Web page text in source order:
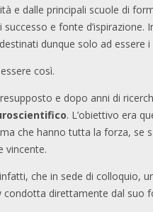
e dalle principali scuole di
successo e fonte
dunque solo ad
così.
e dopo anni di
. L’obiettivo era
che hanno tutta la forza, se
vincente.
che in sede di colloquio,
condotta direttamente dal suo